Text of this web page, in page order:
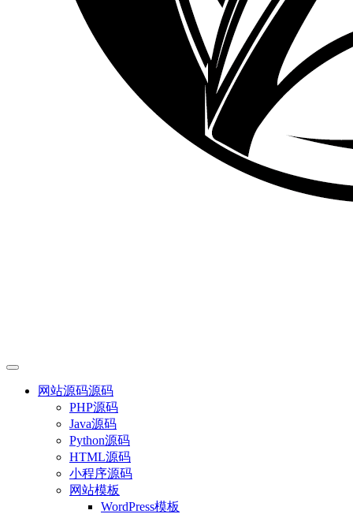
网站源码源码
PHP源码
Java源码
Python源码
HTML源码
小程序源码
网站模板
WordPress模板